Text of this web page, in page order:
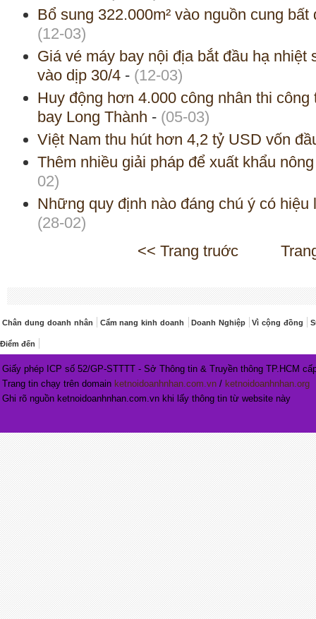
Bổ sung 322.000m² vào nguồn cung
(12-03)
Giá vé máy bay nội địa bắt đầu hạ nhiệt
vào dịp 30/4 - (12-03)
Huy động hơn 4.000 công nhân thi
bay Long Thành - (05-03)
Việt Nam thu hút hơn 4,2 tỷ USD vốn
Thêm nhiều giải pháp để xuất khẩu
02)
Những quy định nào đáng chú ý có
(28-02)
<< Trang truớc
Chân dung doanh nhân Cẩm nang kinh doanh Doanh Nghiệp Vì cộng đồng
Điểm đến
Giấy phép ICP số 52/GP-STTTT - Sở Thông tin & Truyền thông TP.HCM
Trang tin chạy trên domain ketnoidoanhnhan.com.vn / ketnoidoanhnhan.org
Ghi rõ nguồn ketnoidoanhnhan.com.vn khi lấy thông tin từ website này